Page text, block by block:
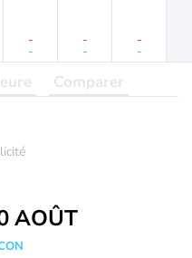
-
-
-
-
-
-
Comparer
AOÛT